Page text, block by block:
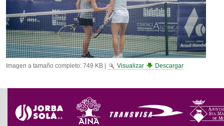
Imagen a tamaño completo: 749 KB| Visualizar Descargar